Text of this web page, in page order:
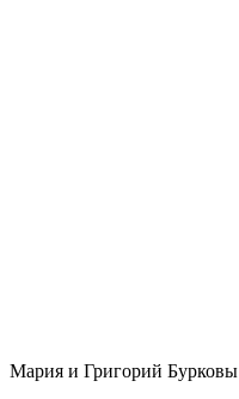
Мария и Григорий Бурковы